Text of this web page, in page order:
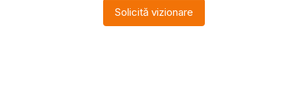
Solicită vizionare